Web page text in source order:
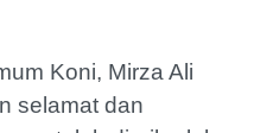
Koni, Mirza Ali
selamat dan